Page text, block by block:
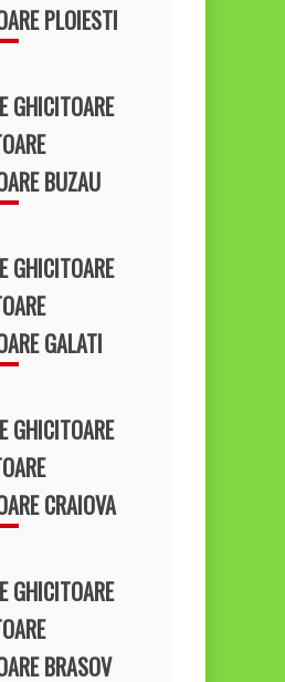
PLOIESTI
GHICITOARE
BUZAU
GHICITOARE
GALATI
GHICITOARE
CRAIOVA
GHICITOARE
BRASOV